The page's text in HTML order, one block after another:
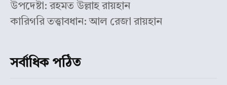
উপদেষ্টা: রহমত উল্লাহ রায়হান
কারিগরি তত্ত্বাবধান: আল রেজা রায়হান
সর্বাধিক পঠিত